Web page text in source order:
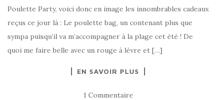
Poulette Party, voici donc en image les innombrables cadeaux
reçus ce jour là : Le poulette bag, un contenant plus que
sympa puisqu’il va m’accompagner à la plage cet été ! De
quoi me faire belle avec un rouge à lèvre et […]
EN SAVOIR PLUS
1 Commentaire